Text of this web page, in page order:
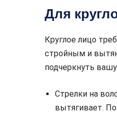
Для
Круглое лицо
стройным и
подчеркнуть
Стрелки на
вытягивает.